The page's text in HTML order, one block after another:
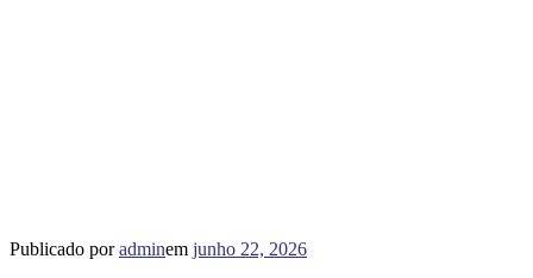
Publicado poradminem junho 22, 2026